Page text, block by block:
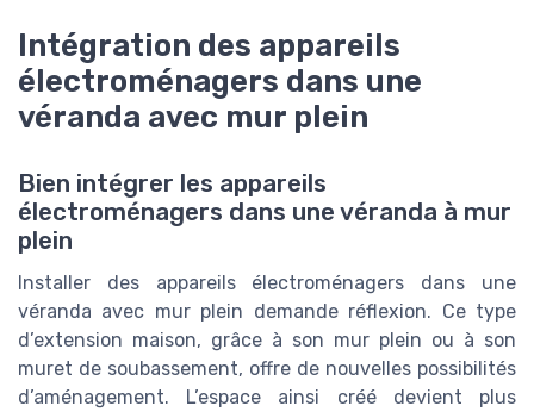
Intégration des appareils
électroménagers dans une
véranda avec mur plein
Bien intégrer les appareils
électroménagers dans une véranda à mur
plein
Installer des appareils électroménagers dans une
véranda avec mur plein demande réflexion. Ce type
d’extension maison, grâce à son mur plein ou à son
muret de soubassement, offre de nouvelles possibilités
d’aménagement. L’espace ainsi créé devient plus